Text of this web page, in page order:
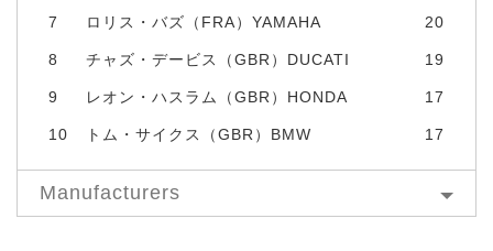
7 ロリス・バズ（FRA）YAMAHA 20
8 チャズ・デービス（GBR）DUCATI 19
9 レオン・ハスラム（GBR）HONDA 17
10 トム・サイクス（GBR）BMW 17
Manufacturers